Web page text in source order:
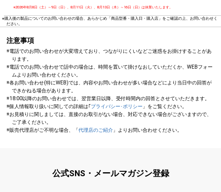
※2026年8月8日（土）～9日（日）、8月11日（火）、8月13日（木）～16日（日）は休業いたします。
※購入後の製品についてのお問い合わせの場合、あらかじめ「商品型番・購入日・購入店」をご確認の上、お問い合わせく
ださい。
注意事項
※電話でのお問い合わせが大変増えており、つながりにくいなどご迷惑をお掛けすることがあ
ります。
※電話でのお問い合わせで話中の場合は、時間を置いて掛けなおしていただくか、WEBフォー
ムよりお問い合わせください。
※各お問い合わせ(特にWEB)では、内容やお問い合わせが多い場合などにより当日中の回答が
できかねる場合があります。
※18:00以降のお問い合わせでは、翌営業日以降、受付時間内の回答とさせていただきます。
※個人情報取り扱いに関しての詳細は｢プライバシー･ポリシー 」をご覧ください。
※お見積りに関しましては、直接のお取引がない場合、対応できない場合がございますので、
ご了承ください。
※販売代理店がご不明な場合、「代理店のご紹介 」よりお問い合わせください。
公式SNS・メールマガジン登録